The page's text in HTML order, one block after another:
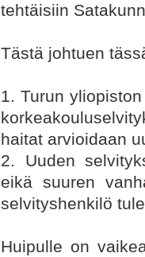
tehtäisiin
Tästä johtuen
1. Turun
haitat arvioidaan
2. Uuden
eikä suuren
selvityshenkilö
Huipulle on